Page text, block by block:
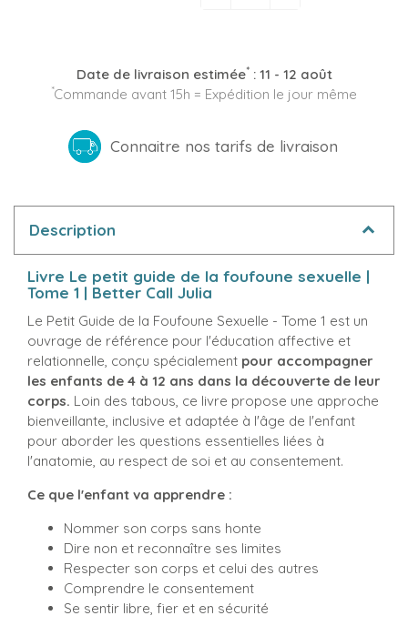
Date de livraison estimée*: 11 - 12 août
*Commande avant 15h = Expédition le jour même
Connaitre nos tarifs de livraison
Description
Livre Le petit guide de la foufoune sexuelle |
Tome 1 | Better Call Julia
Le Petit Guide de la Foufoune Sexuelle - Tome 1 est un
ouvrage de référence pour l'éducation affective et
relationnelle, conçu spécialement pour accompagner
les enfants de 4 à 12 ans dans la découverte de leur
corps. Loin des tabous, ce livre propose une approche
bienveillante, inclusive et adaptée à l'âge de l'enfant
pour aborder les questions essentielles liées à
l'anatomie, au respect de soi et au consentement.
Ce que l'enfant va apprendre :
Nommer son corps sans honte
Dire non et reconnaître ses limites
Respecter son corps et celui des autres
Comprendre le consentement
Se sentir libre, fier et en sécurité